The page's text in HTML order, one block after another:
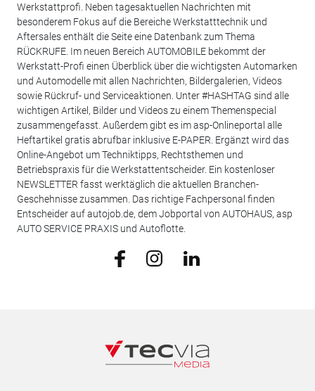
Werkstattprofi. Neben tagesaktuellen Nachrichten mit
besonderem Fokus auf die Bereiche Werkstatttechnik und
Aftersales enthält die Seite eine Datenbank zum Thema
RÜCKRUFE. Im neuen Bereich AUTOMOBILE bekommt der
Werkstatt-Profi einen Überblick über die wichtigsten Automarken
und Automodelle mit allen Nachrichten, Bildergalerien, Videos
sowie Rückruf- und Serviceaktionen. Unter #HASHTAG sind alle
wichtigen Artikel, Bilder und Videos zu einem Themenspecial
zusammengefasst. Außerdem gibt es im asp-Onlineportal alle
Heftartikel gratis abrufbar inklusive E-PAPER. Ergänzt wird das
Online-Angebot um Techniktipps, Rechtsthemen und
Betriebspraxis für die Werkstattentscheider. Ein kostenloser
NEWSLETTER fasst werktäglich die aktuellen Branchen-
Geschehnisse zusammen. Das richtige Fachpersonal finden
Entscheider auf autojob.de, dem Jobportal von AUTOHAUS, asp
AUTO SERVICE PRAXIS und Autoflotte.